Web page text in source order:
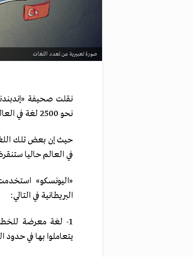
صورة تعبيرية عن تعدد اللغات
نقلت صحيفة
نحو 2500 لغة في العالم مهددة بالاندثار.
في العالم حاليا
البريطانية في التالي:
1- لغة معرضة
يتعاملوا بها في حدود